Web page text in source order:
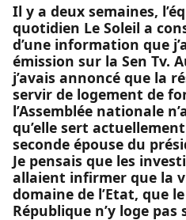
Il y a deux semaines,
quotidien Le Soleil a
d’une information que
émission sur la Sen Tv.
j’avais annoncé que la
servir de logement de
l’Assemblée nationale
qu’elle sert
seconde épouse du
Je pensais que les
allaient infirmer que la
domaine de l’Etat, que
République n’y loge pas